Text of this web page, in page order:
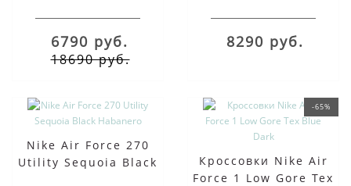
6790 руб.
18690 руб.
8290 руб.
Nike Air Force 270
Utility Sequoia Black
-65%
Кроссовки Nike Air
Force 1 Low Gore Tex